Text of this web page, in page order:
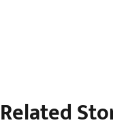
Related